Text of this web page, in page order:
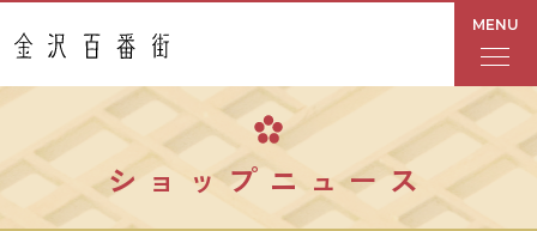
MENU
フロアガイド
あんと
ショップニュース